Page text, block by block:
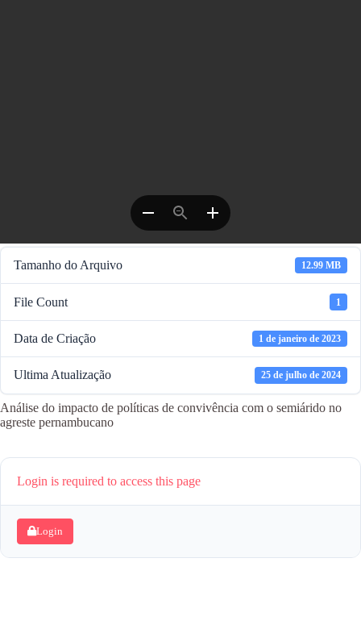
Tamanho do Arquivo 12.99 MB
File Count 1
Data de Criação 1 de janeiro de 2023
Ultima Atualização 25 de julho de 2024
Análise do impacto de políticas de convivência com o semiárido no
agreste pernambucano
Login is required to access this page
Login